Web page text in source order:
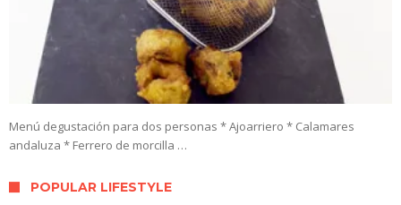
Menú degustación para dos personas * Ajoarriero * Calamares
andaluza * Ferrero de morcilla …
POPULAR LIFESTYLE